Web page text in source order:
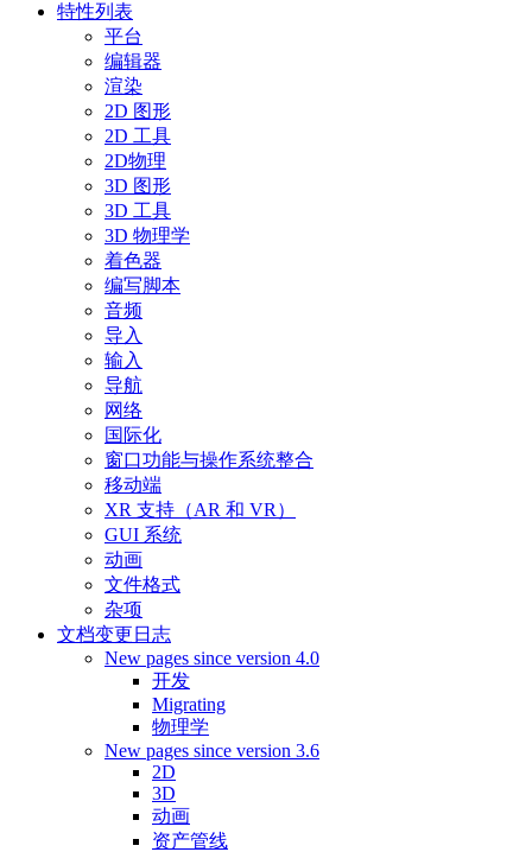
特性列表
平台
编辑器
渲染
2D 图形
2D 工具
2D物理
3D 图形
3D 工具
3D 物理学
着色器
编写脚本
音频
导入
输入
导航
网络
国际化
窗口功能与操作系统整合
移动端
XR 支持（AR 和 VR）
GUI 系统
动画
文件格式
杂项
文档变更日志
New pages since version 4.0
开发
Migrating
物理学
New pages since version 3.6
2D
3D
动画
资产管线